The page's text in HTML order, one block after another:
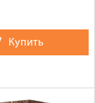
Купить